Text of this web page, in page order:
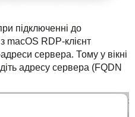
підключенні до
macOS RDP-клієнт
сервера. Тому у вікні
адресу сервера (FQDN